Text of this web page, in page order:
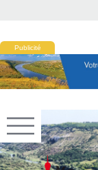
Publicité